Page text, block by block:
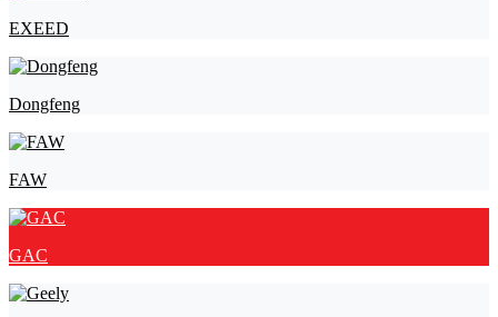
EXEED
Dongfeng
FAW
GAC